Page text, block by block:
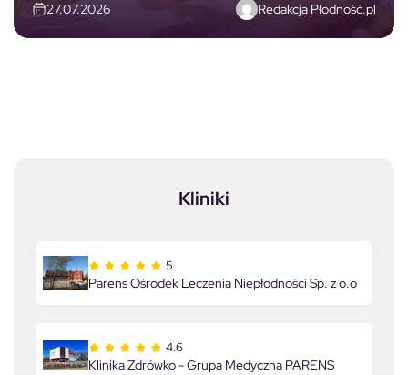
27.07.2026 Redakcja Płodność.pl
Kliniki
5
Parens Ośrodek Leczenia Niepłodności Sp. z o.o
4.6
Klinika Zdrówko - Grupa Medyczna PARENS